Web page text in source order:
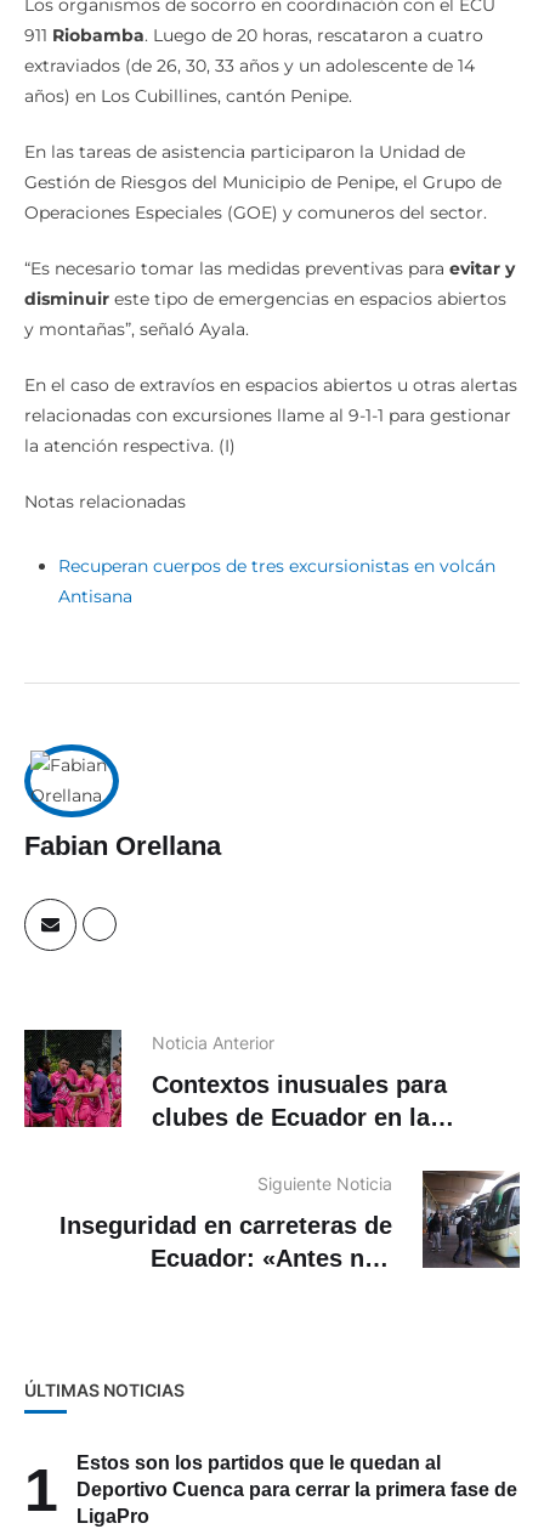
Los organismos de socorro en coordinación con el ECU
911 Riobamba. Luego de 20 horas, rescataron a cuatro
extraviados (de 26, 30, 33 años y un adolescente de 14
años) en Los Cubillines, cantón Penipe.
En las tareas de asistencia participaron la Unidad de
Gestión de Riesgos del Municipio de Penipe, el Grupo de
Operaciones Especiales (GOE) y comuneros del sector.
“Es necesario tomar las medidas preventivas para evitar y
disminuir este tipo de emergencias en espacios abiertos
y montañas”, señaló Ayala.
En el caso de extravíos en espacios abiertos u otras alertas
relacionadas con excursiones llame al 9-1-1 para gestionar
la atención respectiva. (I)
Notas relacionadas
Recuperan cuerpos de tres excursionistas en volcán
Antisana
Fabian Orellana
Noticia Anterior
Contextos inusuales para
clubes de Ecuador en la
Siguiente Noticia
Inseguridad en carreteras de
Ecuador: «Antes nos
ÚLTIMAS NOTICIAS
1
Estos son los partidos que le quedan al
Deportivo Cuenca para cerrar la primera fase de
LigaPro